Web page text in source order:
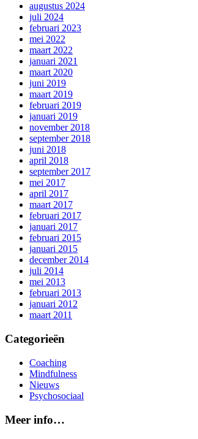
augustus 2024
juli 2024
februari 2023
mei 2022
maart 2022
januari 2021
maart 2020
juni 2019
maart 2019
februari 2019
januari 2019
november 2018
september 2018
juni 2018
april 2018
september 2017
mei 2017
april 2017
maart 2017
februari 2017
januari 2017
februari 2015
januari 2015
december 2014
juli 2014
mei 2013
februari 2013
januari 2012
maart 2011
Categorieën
Coaching
Mindfulness
Nieuws
Psychosociaal
Meer info…